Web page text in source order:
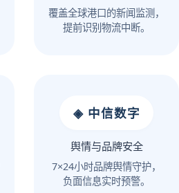
覆盖全球港口的新闻监测，
提前识别物流中断。
◈ 中信数字
舆情与品牌安全
7×24小时品牌舆情守护，
负面信息实时预警。